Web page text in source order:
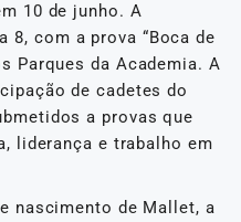
10 de junho. A
8, com a prova “Boca de
Parques da Academia. A
de cadetes do
a provas que
liderança e trabalho em
nascimento de Mallet, a